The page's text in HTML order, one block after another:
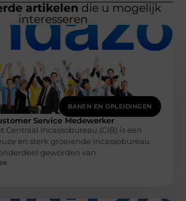
artikelen die u mogelijk
interesseren
BANEN EN OPLEIDINGEN
Service Medewerker
Centraal Incassobureau (CIB) is een
en sterk groeiende incassobureau.
geworden van